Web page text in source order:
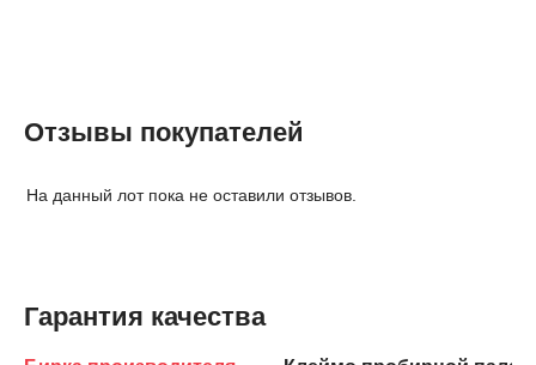
Отзывы покупателей
На данный лот пока не оставили отзывов.
Гарантия качества